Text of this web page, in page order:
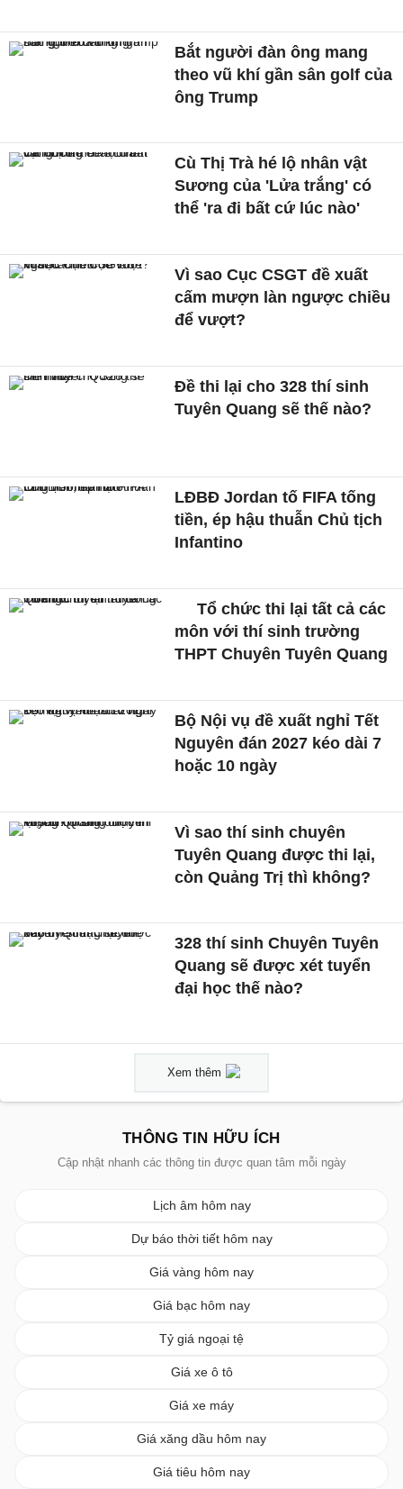
Bắt người đàn ông mang
theo vũ khí gần sân golf của
ông Trump
Cù Thị Trà hé lộ nhân vật
Sương của 'Lửa trắng' có
thể 'ra đi bất cứ lúc nào'
Vì sao Cục CSGT đề xuất
cấm mượn làn ngược chiều
để vượt?
Đề thi lại cho 328 thí sinh
Tuyên Quang sẽ thế nào?
LĐBĐ Jordan tố FIFA tống
tiền, ép hậu thuẫn Chủ tịch
Infantino
Tổ chức thi lại tất cả các
môn với thí sinh trường
THPT Chuyên Tuyên Quang
Bộ Nội vụ đề xuất nghỉ Tết
Nguyên đán 2027 kéo dài 7
hoặc 10 ngày
Vì sao thí sinh chuyên
Tuyên Quang được thi lại,
còn Quảng Trị thì không?
328 thí sinh Chuyên Tuyên
Quang sẽ được xét tuyển
đại học thế nào?
Xem thêm
THÔNG TIN HỮU ÍCH
Cập nhật nhanh các thông tin được quan tâm mỗi ngày
Lịch âm hôm nay
Dự báo thời tiết hôm nay
Giá vàng hôm nay
Giá bạc hôm nay
Tỷ giá ngoại tệ
Giá xe ô tô
Giá xe máy
Giá xăng dầu hôm nay
Giá tiêu hôm nay